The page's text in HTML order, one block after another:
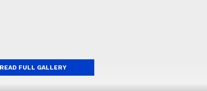
READ FULL GALLERY